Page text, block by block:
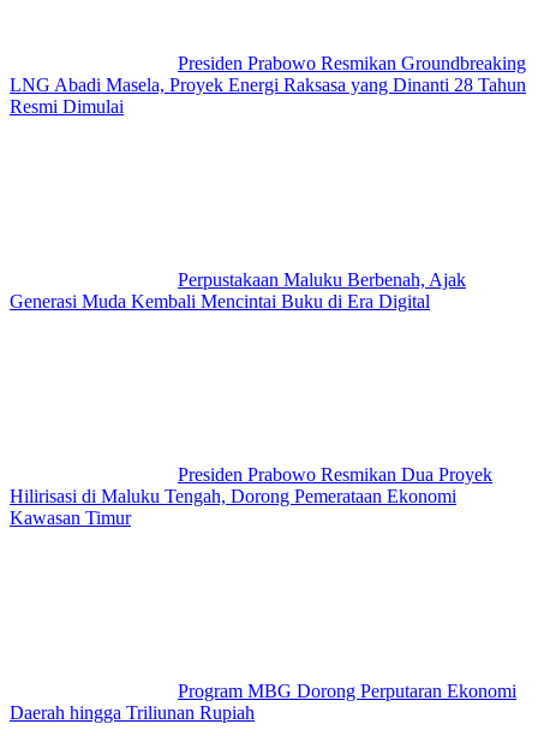
Presiden Prabowo Resmikan Groundbreaking
LNG Abadi Masela, Proyek Energi Raksasa yang Dinanti 28 Tahun
Resmi Dimulai
Perpustakaan Maluku Berbenah, Ajak
Generasi Muda Kembali Mencintai Buku di Era Digital
Presiden Prabowo Resmikan Dua Proyek
Hilirisasi di Maluku Tengah, Dorong Pemerataan Ekonomi
Kawasan Timur
Program MBG Dorong Perputaran Ekonomi
Daerah hingga Triliunan Rupiah